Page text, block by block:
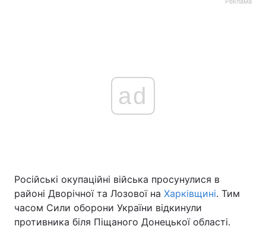
Україна Політика
Економіка Світ
ad
Російські окупаційні війська просунулися в
районі Дворічної та Лозової на Харківщині. Тим
часом Сили оборони України відкинули
противника біля Піщаного Донецької області.